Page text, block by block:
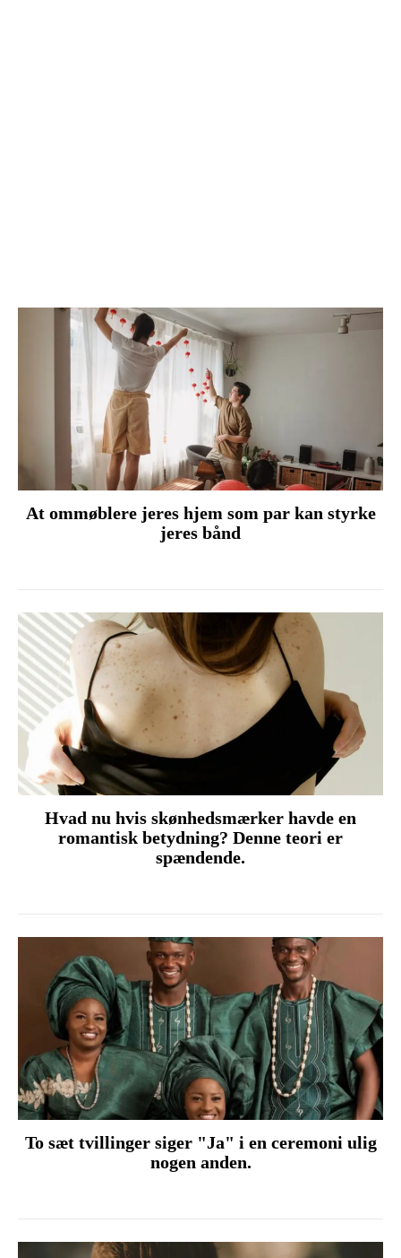
At ommøblere jeres hjem som par kan styrke
jeres bånd
Hvad nu hvis skønhedsmærker havde en
romantisk betydning? Denne teori er
spændende.
To sæt tvillinger siger "Ja" i en ceremoni ulig
nogen anden.